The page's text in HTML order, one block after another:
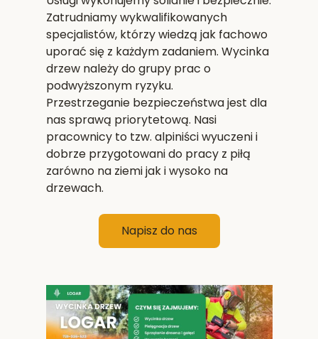
Zatrudniamy wykwalifikowanych
specjalistów, którzy wiedzą jak fachowo
uporać się z każdym zadaniem. Wycinka
drzew należy do grupy prac o
podwyższonym ryzyku.
Przestrzeganie bezpieczeństwa jest dla
nas sprawą priorytetową. Nasi
pracownicy to tzw. alpiniści wyuczeni i
dobrze przygotowani do pracy z piłą
zarówno na ziemi jak i wysoko na
drzewach.
Napisz do nas